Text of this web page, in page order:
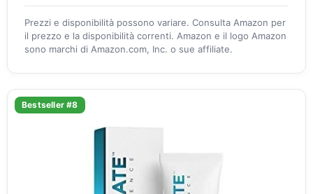
Prezzi e disponibilità possono variare. Consulta Amazon per
il prezzo e la disponibilità correnti. Amazon e il logo Amazon
sono marchi di Amazon.com, Inc. o sue affiliate.
Bestseller #8